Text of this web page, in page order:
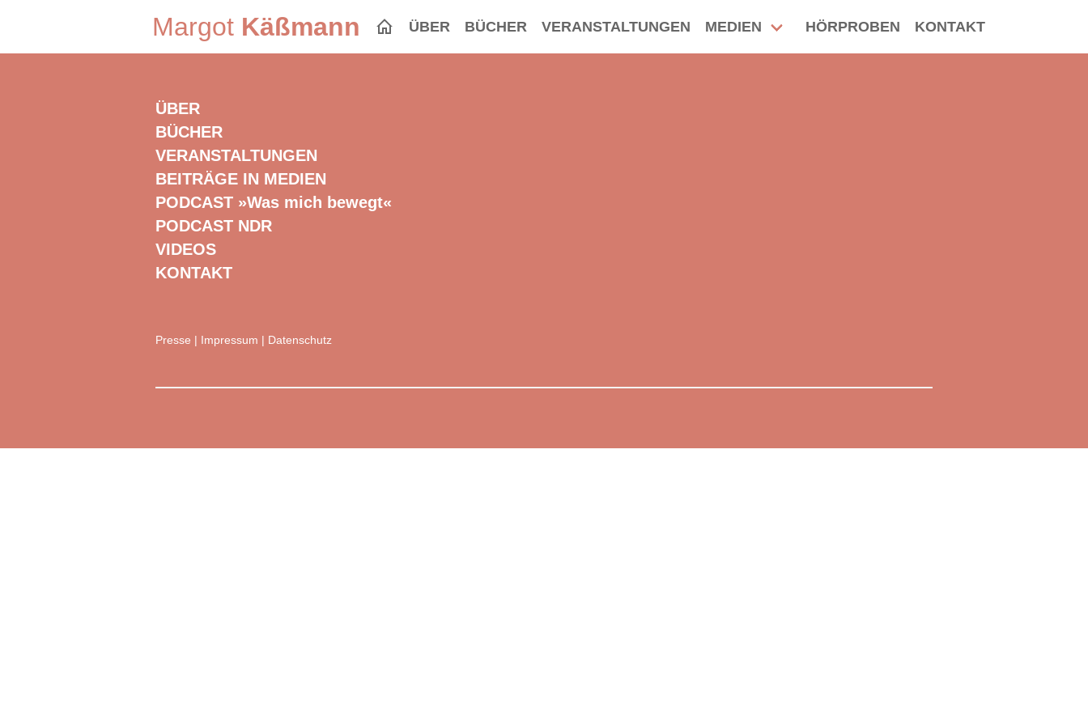
Margot Käßmann ÜBER BÜCHER VERANSTALTUNGEN MEDIEN HÖRPROBEN KONTAKT
ÜBER
BÜCHER
VERANSTALTUNGEN
BEITRÄGE IN MEDIEN
PODCAST »Was mich bewegt«
PODCAST NDR
VIDEOS
KONTAKT
Presse Impressum Datenschutz